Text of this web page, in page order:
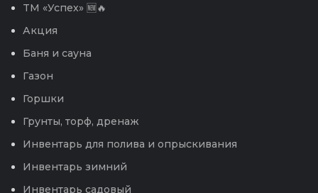
TM «Успех» 🆕🔥
Акция
Баня и сауна
Газон
Горшки
Грунты, торф, дренаж
Инвентарь для полива и опрыскивания
Инвентарь зимний
Инвентарь садовый